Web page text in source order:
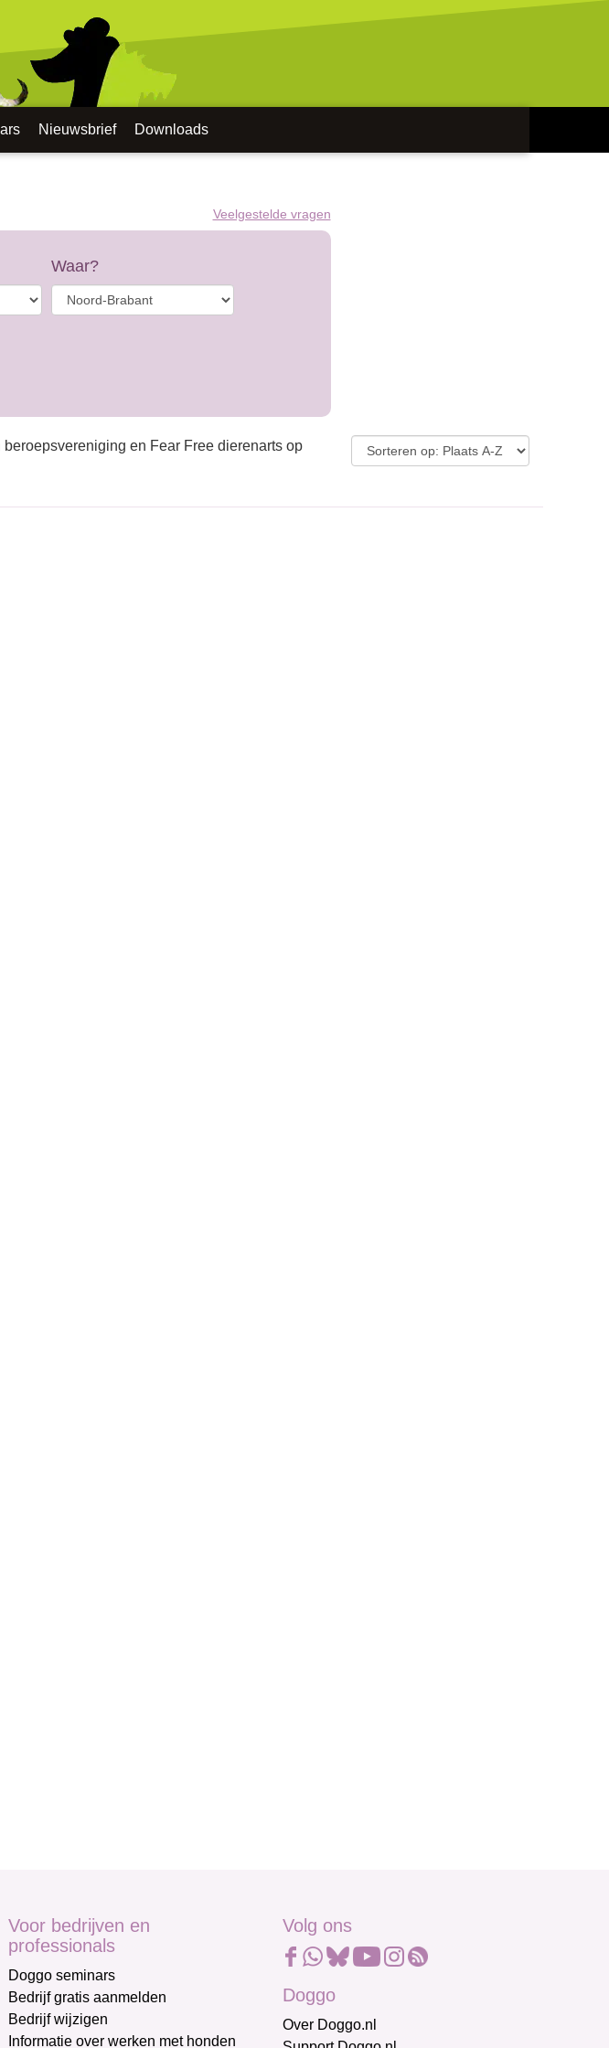
Nieuwsbrief Downloads
Veelgestelde vragen
Waar?
en Fear Free dierenarts op
Voor bedrijven en
professionals
Doggo seminars
Bedrijf gratis aanmelden
Bedrijf wijzigen
Informatie over werken met honden
Volg ons
Doggo
Over Doggo.nl